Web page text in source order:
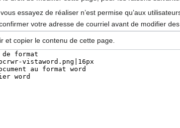
vous essayez de réaliser n’est permise qu’aux
votre adresse de courriel avant de modifier
et copier le contenu de cette page.